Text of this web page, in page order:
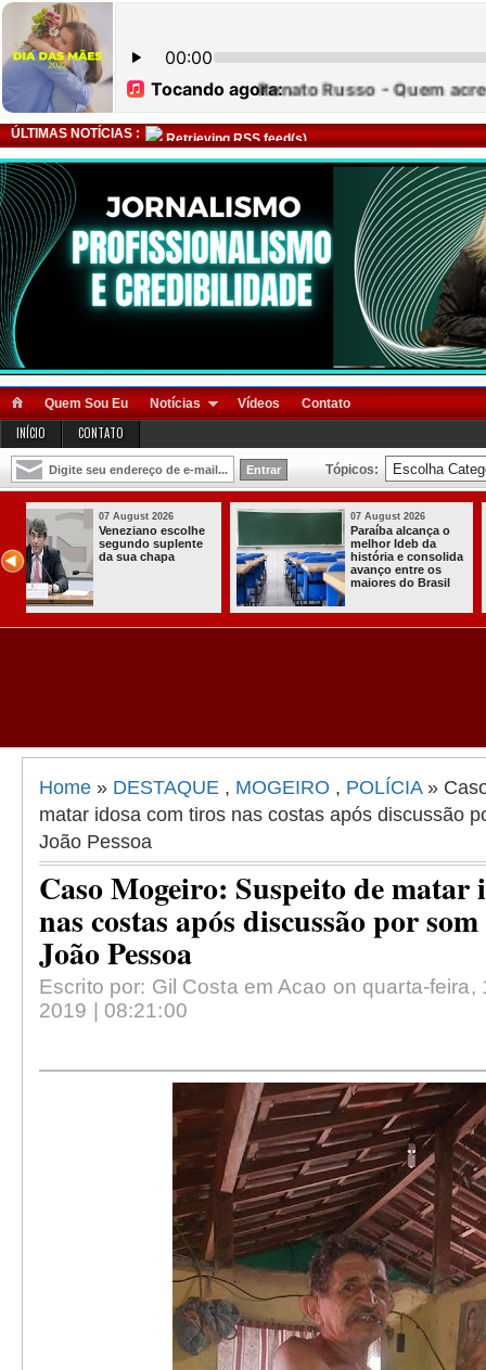
ÚLTIMAS NOTÍCIAS : Retrieving RSS feed(s)
Quem Sou Eu Notícias Vídeos Contato
INÍCIO CONTATO
Tópicos:
07 August 2026
Homem é preso
com armas,
munições e
radiocomunicadore
03 August 2026
Itabaiana
a primeira
Comunitária
Solidária a
Comunidade
Home » DESTAQUE , MOGEIRO , POLÍCIA»
matar idosa com tiros nas costas após discussão
João Pessoa
Caso Mogeiro: Suspeito de matar
nas costas após discussão por
João Pessoa
Escrito por: Gil Costa em Acao on quarta-feira,
2019 | 08:21:00